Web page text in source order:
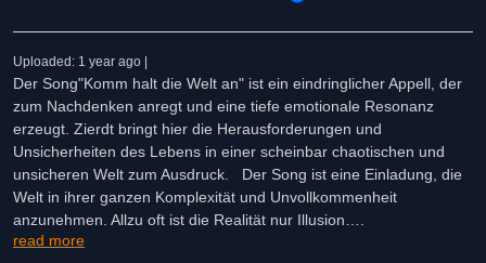
Uploaded: 1 year ago |
Der Song"Komm halt die Welt an" ist ein eindringlicher Appell, der
zum Nachdenken anregt und eine tiefe emotionale Resonanz
erzeugt. Zierdt bringt hier die Herausforderungen und
Unsicherheiten des Lebens in einer scheinbar chaotischen und
unsicheren Welt zum Ausdruck. Der Song ist eine Einladung, die
Welt in ihrer ganzen Komplexität und Unvollkommenheit
anzunehmen. Allzu oft ist die Realität nur Illusion….
Musikalisch wird dies durch feine Melodien, einen fordernden
read more